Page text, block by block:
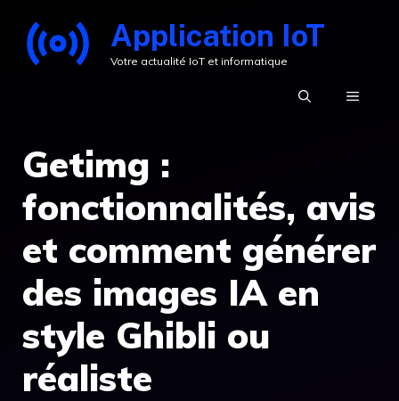
contenu
Application IoT
Votre actualité IoT et informatique
MENU
Getimg :
fonctionnalités, avis
et comment générer
des images IA en
style Ghibli ou
réaliste